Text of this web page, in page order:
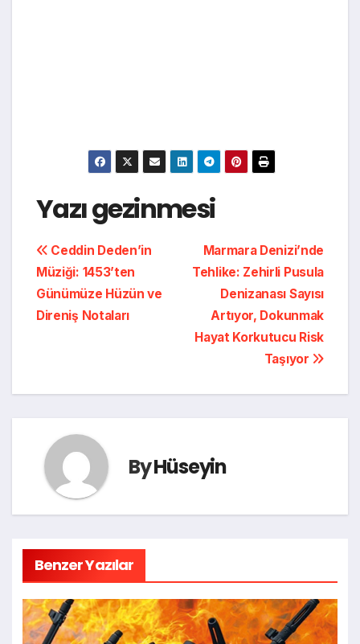
Yazı gezinmesi
Marmara Denizi’nde
Tehlike: Zehirli Pusula
Denizanası Sayısı
Artıyor, Dokunmak
Hayat Korkutucu Risk
Taşıyor
Ceddin Deden’in
Müziği: 1453’ten
Günümüze Hüzün ve
Direniş Notaları
ByHüseyin
Benzer Yazılar